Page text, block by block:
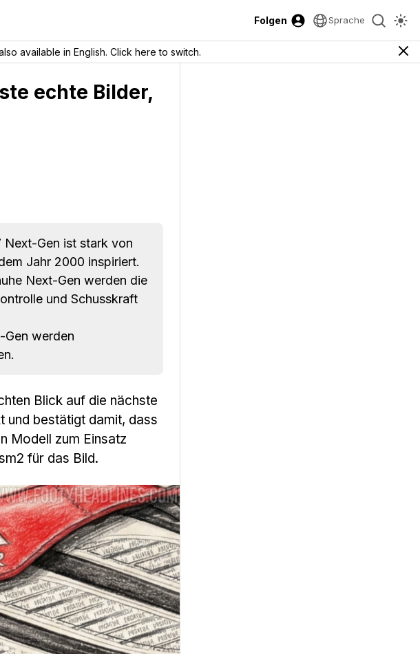
Folgen Sprache
available in English. Click here to switch.
echte Bilder,
Next-Gen ist stark von
Jahr 2000 inspiriert.
Next-Gen werden die
und Schusskraft
Gen werden
Blick auf die nächste
und bestätigt damit, dass
Modell zum Einsatz
für das Bild.